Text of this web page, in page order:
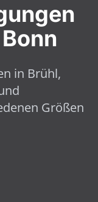
in Brühl,
Größen